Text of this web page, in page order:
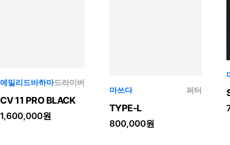
에밀리드바하마드라이버
CV 11 PRO BLACK
1,600,000원
마쓰다 퍼터
TYPE-L
800,000원